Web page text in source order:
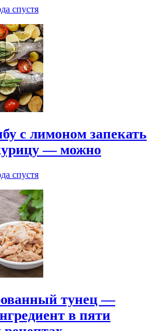
спустя
с лимоном запекать
— можно
спустя
тунец —
в пяти